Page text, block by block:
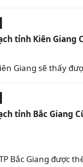
tỉnh Kiên Giang
Giang sẽ thấy
tỉnh Bắc Giang
Bắc Giang được